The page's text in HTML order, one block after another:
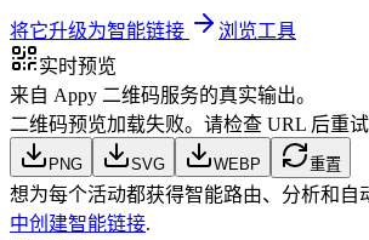
将它升级为智能链接
浏览工具
实时预览
来自 Appy 二维码服务的真实输出。
二维码预览加载失败。请检查 URL 后重试
PNG SVG WEBP 重置
想为每个活动都获得智能路由、分析和自
中创建智能链接.